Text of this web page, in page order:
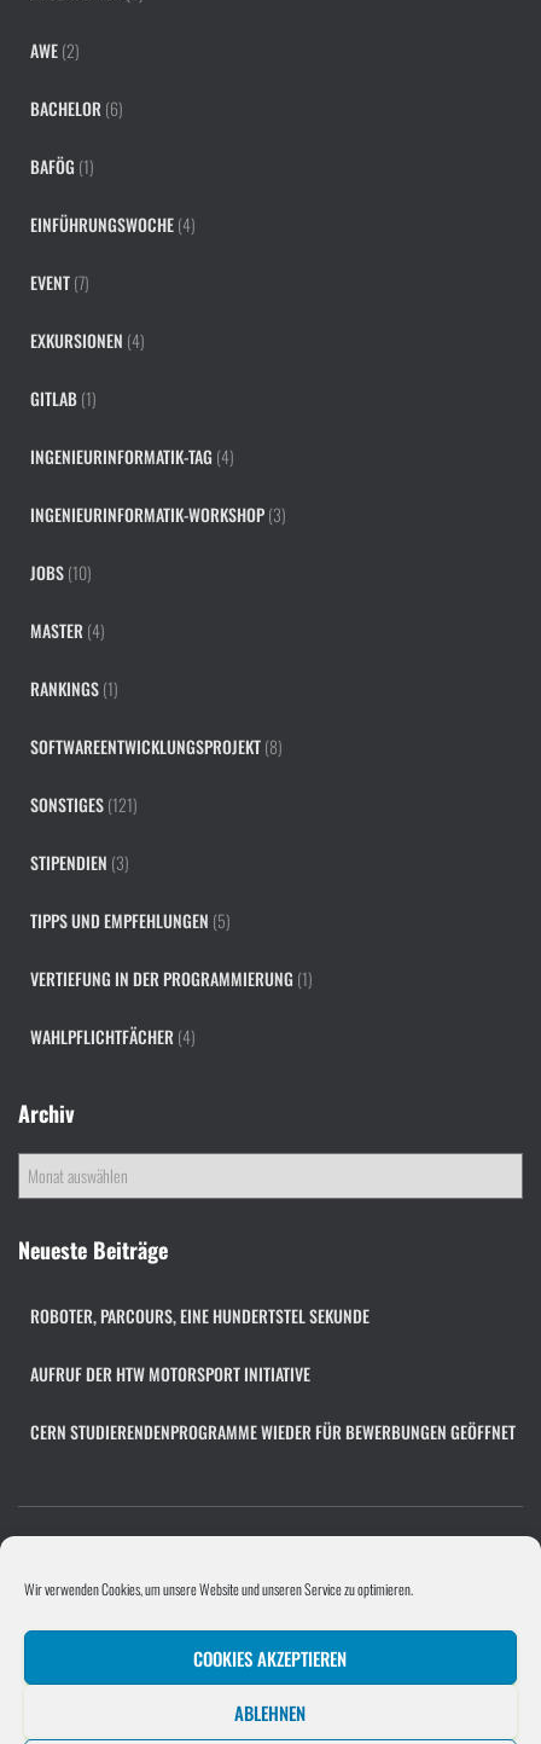
Wir verwenden Cookies, um unsere Website und unseren Service zu optimieren.
COOKIES AKZEPTIEREN
ABLEHNEN
AWE(2)
BACHELOR(6)
BAFÖG (1)
EINFÜHRUNGSWOCHE(4)
EVENT(7)
EXKURSIONEN (4)
GITLAB(1)
INGENIEURINFORMATIK-TAG (4)
INGENIEURINFORMATIK-WORKSHOP(3)
JOBS(10)
MASTER(4)
RANKINGS(1)
SOFTWAREENTWICKLUNGSPROJEKT(8)
SONSTIGES(121)
STIPENDIEN (3)
TIPPS UND EMPFEHLUNGEN (5)
VERTIEFUNG IN DER PROGRAMMIERUNG (1)
WAHLPFLICHTFÄCHER(4)
Archiv
r
h
Neueste Beiträge
ROBOTER, PARCOURS, EINE HUNDERTSTEL SEKUNDE
AUFRUF DER HTW MOTORSPORT INITIATIVE
CERN STUDIERENDENPROGRAMME WIEDER FÜR BEWERBUNGEN GEÖFFNET
SOFTWAREENTWICKLUNGSPROJEKT STELLENANGEBOT HINZUFÜGEN
UNTERNEHMEN